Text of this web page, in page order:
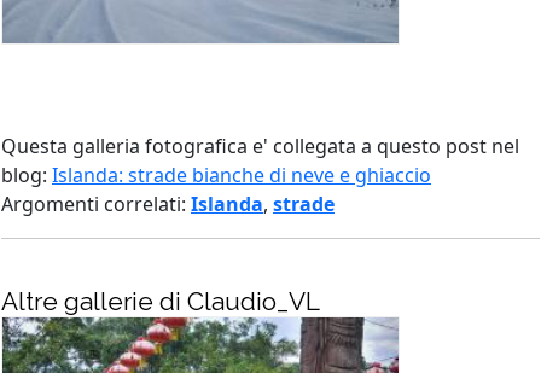
Questa galleria fotografica e' collegata a questo post nel
blog: Islanda: strade bianche di neve e ghiaccio
Argomenti correlati: Islanda, strade
Altre gallerie di Claudio_VL